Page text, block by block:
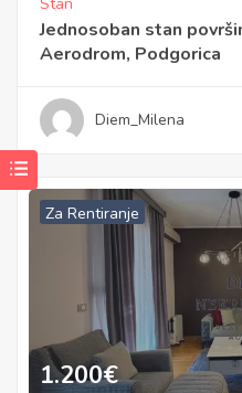
Jednosoban stan
Aerodrom, Podgorica
Diem_Milena
Za Rentiranje
1.200€